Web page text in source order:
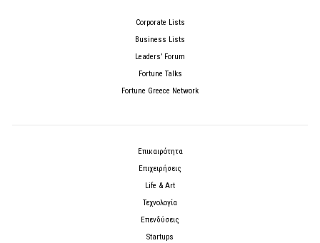
Corporate Lists
Business Lists
Leaders’ Forum
Fortune Talks
Fortune Greece Network
Επικαιρότητα
Επιχειρήσεις
Life & Art
Τεχνολογία
Επενδύσεις
Startups